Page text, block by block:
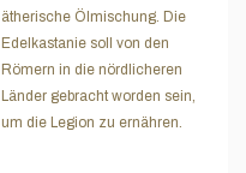
ätherische Ölmischung. Die
Edelkastanie soll von den
Römern in die nördlicheren
Länder gebracht worden sein,
um die Legion zu ernähren.